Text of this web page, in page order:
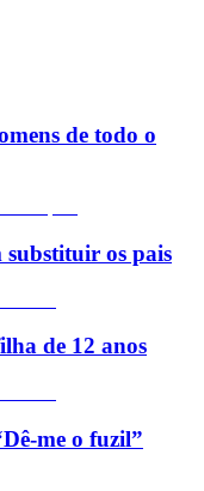
de todo o
substituir os pais
de 12 anos
me o fuzil”